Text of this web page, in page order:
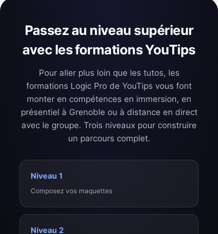
Passez au niveau supérieur
avec les formations YouTips
Pour aller plus loin que les tutos, les
formations Logic Pro de YouTips vous font
monter en compétences en immersion, en
présentiel à Grenoble ou à distance en direct
avec le groupe. Trois niveaux pour construire
un parcours complet.
Niveau 1
Composez vos maquettes
Niveau 2